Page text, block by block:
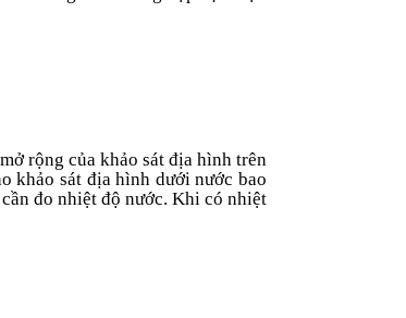
rộng của khảo sát địa hình trên
khảo sát địa hình dưới nước bao
đo nhiệt độ nước. Khi có nhiệt